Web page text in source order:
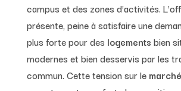
campus et des zones d’activités.
présente, peine à satisfaire une
plus forte pour des logements bien
modernes et bien desservis par les
commun. Cette tension sur le